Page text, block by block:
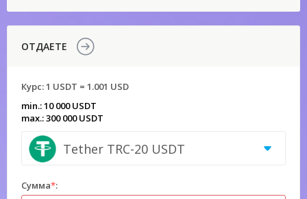
ОТДАЕТЕ
Курс:1 USDT = 1.001 USD
min.: 10 000 USDT
max.: 300 000 USDT
Tether TRC-20 USDT
Сумма*: